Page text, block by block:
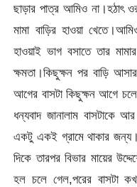
ছাড়ার পাত্র আমিও না।হঠাৎ
মামা বাড়ির হাওয়া
হাওয়াই ভাগ বসাতে তার
ক্ষমতা।কিছুক্ষন পর বাড়ি
আগের বাসটা কিছুক্ষন আগে
ধন্যবাদ জানালাম বাসটাকে
একটু একই গ্রামে থাকার
দিকে তারপর বিভার মায়ের
হল চলে গেল,পরের বাসটা